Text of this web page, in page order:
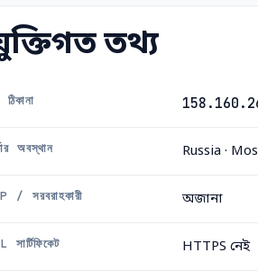
তথ্য
অবস্থান Russia ·
/ সরবরাহকারী অজানা
সার্টিফিকেট HTTPS নেই